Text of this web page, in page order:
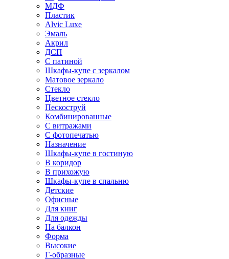
МДФ
Пластик
Alvic Luxe
Эмаль
Акрил
ДСП
С патиной
Шкафы-купе с зеркалом
Матовое зеркало
Стекло
Цветное стекло
Пескоструй
Комбинированные
С витражами
С фотопечатью
Назначение
Шкафы-купе в гостиную
В коридор
В прихожую
Шкафы-купе в спальню
Детские
Офисные
Для книг
Для одежды
На балкон
Форма
Высокие
Г-образные